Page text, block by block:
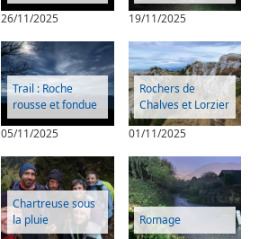
26/11/2025
19/11/2025
Trail : Roche
rousse et fondue
05/11/2025
Rochers de
Chalves et Lorzier
01/11/2025
Chartreuse sous
la pluie
Romage